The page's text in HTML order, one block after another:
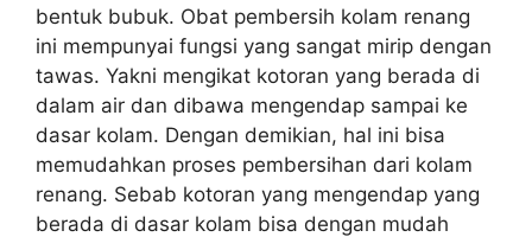
bentuk bubuk. Obat pembersih kolam renang
ini mempunyai fungsi yang sangat mirip dengan
tawas. Yakni mengikat kotoran yang berada di
dalam air dan dibawa mengendap sampai ke
dasar kolam. Dengan demikian, hal ini bisa
memudahkan proses pembersihan dari kolam
renang. Sebab kotoran yang mengendap yang
berada di dasar kolam bisa dengan mudah